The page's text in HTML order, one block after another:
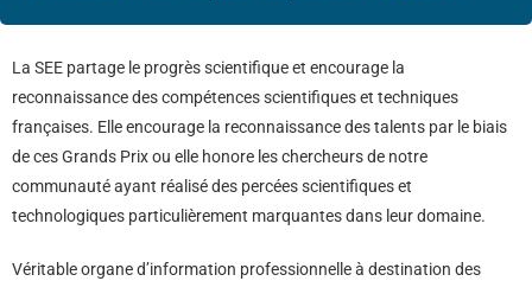
La SEE partage le progrès scientifique et encourage la
reconnaissance des compétences scientifiques et techniques
françaises. Elle encourage la reconnaissance des talents par le biais
de ces Grands Prix ou elle honore les chercheurs de notre
communauté ayant réalisé des percées scientifiques et
technologiques particulièrement marquantes dans leur domaine.
Véritable organe d’information professionnelle à destination des